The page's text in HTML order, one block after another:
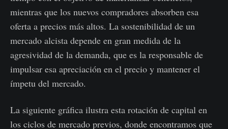
mientras que los nuevos compradores absorben esa
oferta a precios más altos. La sostenibilidad de un
mercado alcista depende en gran medida de la
agresividad de la demanda, que es la responsable de
impulsar esa apreciación en el precio y mantener el
ímpetu del mercado.
La siguiente gráfica ilustra esta rotación de capital en
los ciclos de mercado previos, donde encontramos que